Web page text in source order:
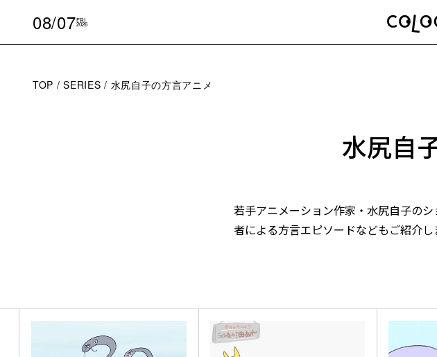
08/07FRI
2026
TOP SERIES 水尻自子の方言アニメ
水尻自
若手アニメーション作家・水尻自子の
者による方言エピソードなどもご紹介し